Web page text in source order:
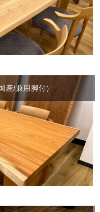
産/兼用脚付）